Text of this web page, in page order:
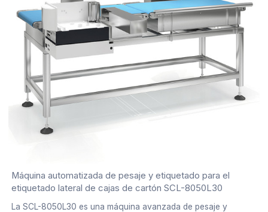
Máquina automatizada de pesaje y etiquetado para el
etiquetado lateral de cajas de cartón SCL-8050L30
La SCL-8050L30 es una máquina avanzada de pesaje y